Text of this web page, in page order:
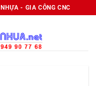
- GIA CÔNG CNC